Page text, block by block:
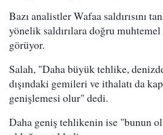
Bazı analistler Wafaa saldırısını
yönelik saldırılara doğru
görüyor.
Salah, "Daha büyük tehlike,
dışındaki gemileri ve ithalatı da
genişlemesi olur" dedi.
Daha geniş tehlikenin ise "bunun